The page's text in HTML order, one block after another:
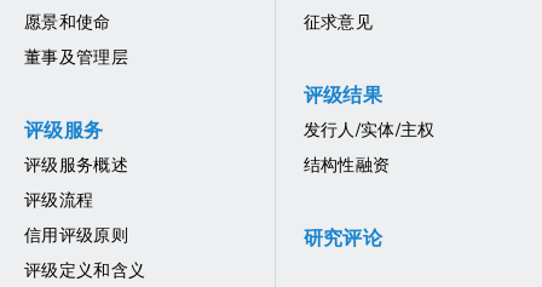
愿景和使命
董事及管理层
评级服务
评级服务概述
评级流程
信用评级原则
评级定义和含义
征求意见
评级结果
发行人/实体/主权
结构性融资
研究评论